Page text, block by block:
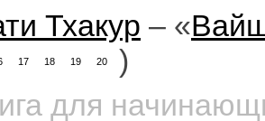
Тхакур – «
17 18 19 20
)
для